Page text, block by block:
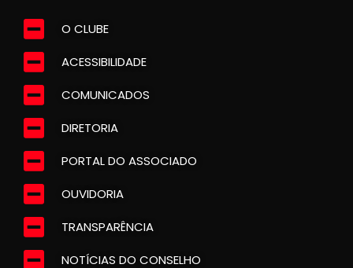
O CLUBE
ACESSIBILIDADE
COMUNICADOS
DIRETORIA
PORTAL DO ASSOCIADO
OUVIDORIA
TRANSPARÊNCIA
NOTÍCIAS DO CONSELHO